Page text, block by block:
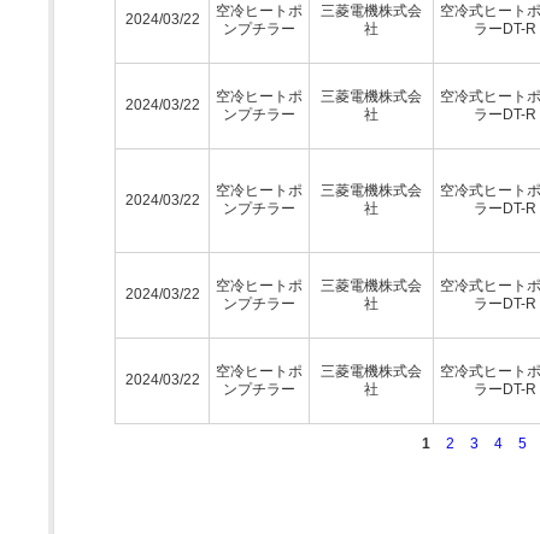
2024/03/22
空冷ヒートポ
ンプチラー
三菱電機株式会
社
空冷式ヒート
ラーDT-
2024/03/22
空冷ヒートポ
ンプチラー
三菱電機株式会
社
空冷式ヒート
ラーDT-
2024/03/22
空冷ヒートポ
ンプチラー
三菱電機株式会
社
空冷式ヒート
ラーDT-
2024/03/22
空冷ヒートポ
ンプチラー
三菱電機株式会
社
空冷式ヒート
ラーDT-
2024/03/22
空冷ヒートポ
ンプチラー
三菱電機株式会
社
空冷式ヒート
ラーDT-
1 2 3 4 5